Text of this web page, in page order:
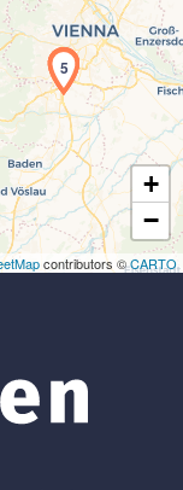
3
4
5
+
−
contributors ©CARTO